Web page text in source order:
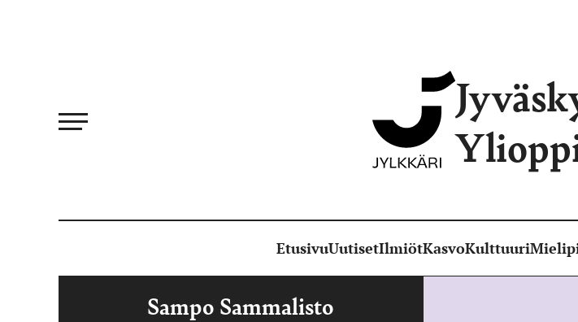
EtusivuUutisetIlmiötKasvoKulttuuri
Sampo Sammalisto